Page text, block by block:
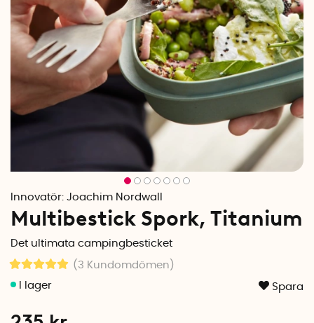
Innovatör: Joachim Nordwall
Multibestick Spork, Titanium
Det ultimata campingbesticket
(3 Kundomdömen )
Spara